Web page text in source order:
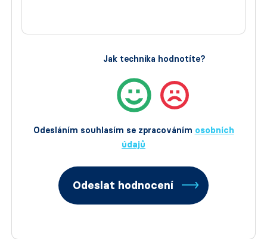
Odesláním souhlasím se zpracováním osobních
údajů
Jak technika hodnotíte?
Odeslat hodnocení